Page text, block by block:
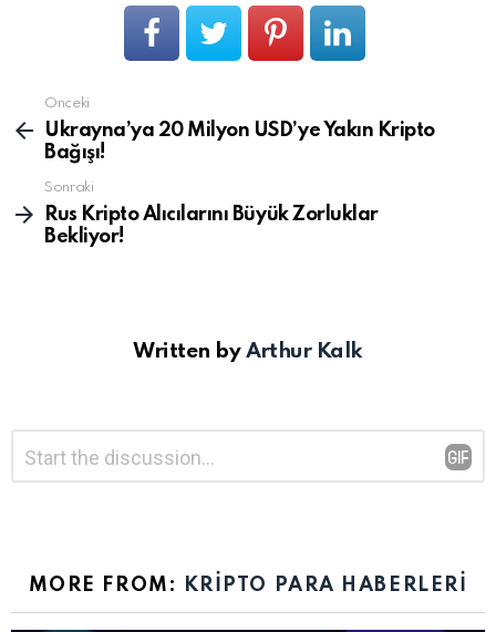
Devamını
gör
Önceki
Ukrayna’ya 20 Milyon USD’ye Yakın Kripto
Bağışı!
Sonraki
Rus Kripto Alıcılarını Büyük Zorluklar
Bekliyor!
Written by Arthur Kalk
yanıt
yazın
MORE FROM: KRIPTO PARA HABERLERI